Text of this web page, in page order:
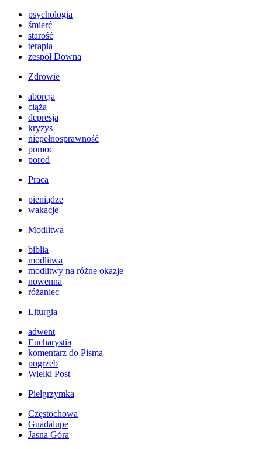
psychologia
śmierć
starość
terapia
zespół Downa
Zdrowie
aborcja
ciąża
depresja
kryzys
niepełnosprawność
pomoc
poród
Praca
pieniądze
wakacje
Modlitwa
biblia
modlitwa
modlitwy na różne okazje
nowenna
różaniec
Liturgia
adwent
Eucharystia
komentarz do Pisma
pogrzeb
Wielki Post
Pielgrzymka
Częstochowa
Guadalupe
Jasna Góra